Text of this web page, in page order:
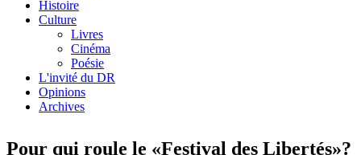
Histoire
Culture
Livres
Cinéma
Poésie
L'invité du DR
Opinions
Archives
Pour qui roule le «Festival des Libertés»?